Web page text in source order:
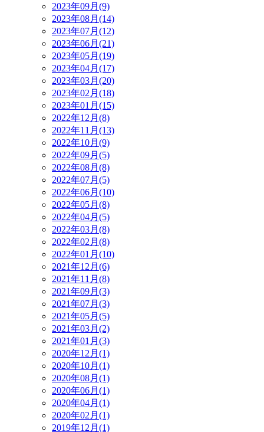
2023年09月(9)
2023年08月(14)
2023年07月(12)
2023年06月(21)
2023年05月(19)
2023年04月(17)
2023年03月(20)
2023年02月(18)
2023年01月(15)
2022年12月(8)
2022年11月(13)
2022年10月(9)
2022年09月(5)
2022年08月(8)
2022年07月(5)
2022年06月(10)
2022年05月(8)
2022年04月(5)
2022年03月(8)
2022年02月(8)
2022年01月(10)
2021年12月(6)
2021年11月(8)
2021年09月(3)
2021年07月(3)
2021年05月(5)
2021年03月(2)
2021年01月(3)
2020年12月(1)
2020年10月(1)
2020年08月(1)
2020年06月(1)
2020年04月(1)
2020年02月(1)
2019年12月(1)